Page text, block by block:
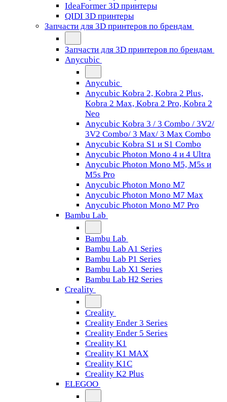
IdeaFormer 3D принтеры
QIDI 3D принтеры
Запчасти для 3D принтеров по брендам
Запчасти для 3D принтеров по брендам
Anycubic
Anycubic
Anycubic Kobra 2, Kobra 2 Plus,
Kobra 2 Max, Kobra 2 Pro, Kobra 2
Neo
Anycubic Kobra 3 / 3 Combo / 3V2/
3V2 Combo/ 3 Max/ 3 Max Combo
Anycubic Kobra S1 и S1 Combo
Anycubic Photon Mono 4 и 4 Ultra
Anycubic Photon Mono M5, M5s и
M5s Pro
Anycubic Photon Mono M7
Anycubic Photon Mono M7 Max
Anycubic Photon Mono M7 Pro
Bambu Lab
Bambu Lab
Bambu Lab A1 Series
Bambu Lab P1 Series
Bambu Lab X1 Series
Bambu Lab H2 Series
Creality
Creality
Creality Ender 3 Series
Creality Ender 5 Series
Creality K1
Creality K1 MAX
Creality K1C
Creality K2 Plus
ELEGOO